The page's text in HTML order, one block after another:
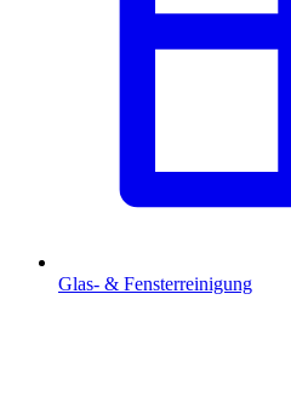
Glas- & Fensterreinigung